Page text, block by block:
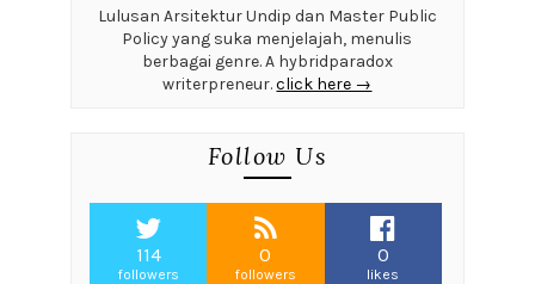
Lulusan Arsitektur Undip dan Master Public
Policy yang suka menjelajah, menulis
berbagai genre. A hybridparadox
writerpreneur.click here →
Follow Us
114
followers
0
followers
0
likes